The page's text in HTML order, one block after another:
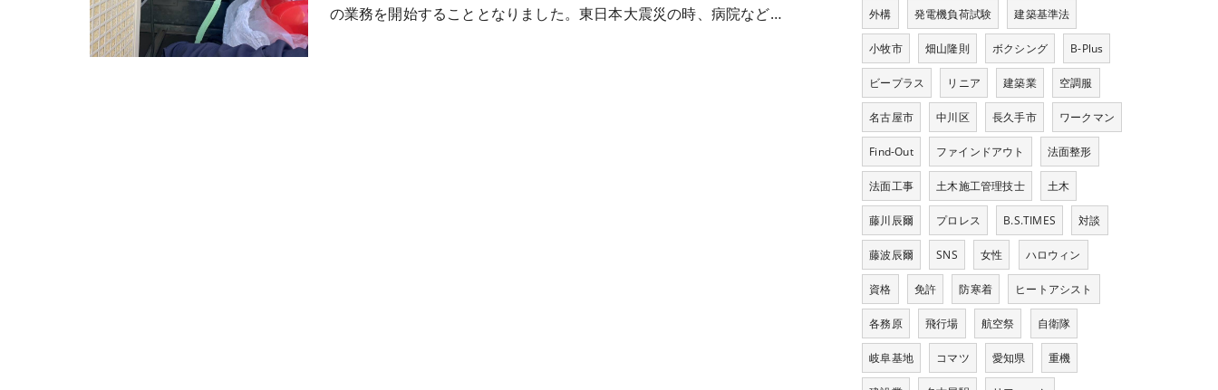
の業務を開始することとなりました。東日本大震災の時、病院など…
外構 発電機負荷試験 建築基準法
小牧市 畑山隆則 ボクシング B-Plus
ビープラス リニア 建築業 空調服
名古屋市 中川区 長久手市 ワークマン
Find-Out ファインドアウト 法面整形
法面工事 土木施工管理技士 土木
藤川辰爾 プロレス B.S.TIMES 対談
藤波辰爾 SNS 女性 ハロウィン
資格 免許 防寒着 ヒートアシスト
各務原 飛行場 航空祭 自衛隊
岐阜基地 コマツ 愛知県 重機